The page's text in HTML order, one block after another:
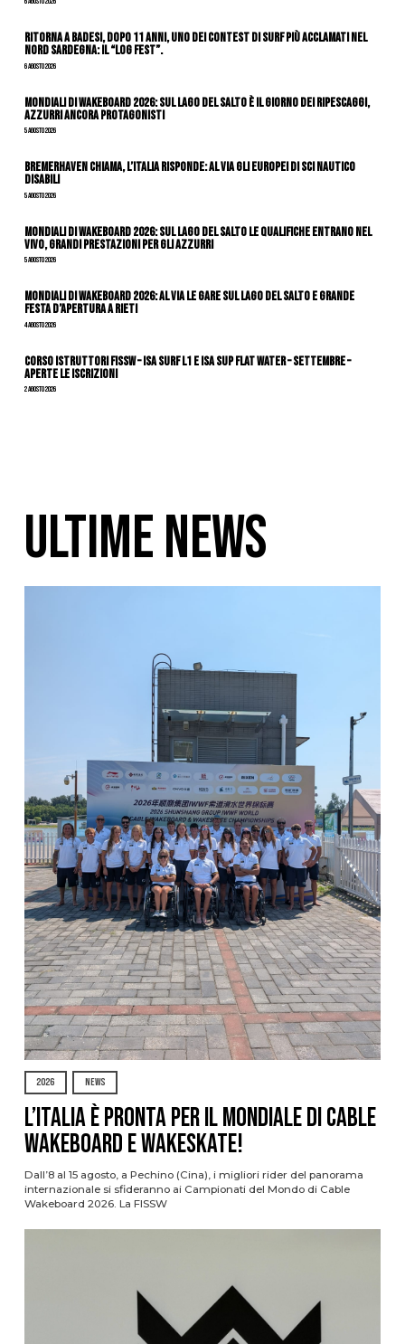
Ritorna a Badesi, dopo 11 anni, uno dei contest di surf più acclamati nel
nord Sardegna: il “Log Fest”.
6 Agosto 2026
Mondiali di Wakeboard 2026: sul Lago del Salto è il giorno dei ripescaggi,
azzurri ancora protagonisti
5 Agosto 2026
Bremerhaven chiama, l’Italia risponde: al via gli Europei di Sci Nautico
Disabili
5 Agosto 2026
Mondiali di Wakeboard 2026: sul Lago del Salto le qualifiche entrano nel
vivo, grandi prestazioni per gli azzurri
5 Agosto 2026
Mondiali di Wakeboard 2026: al via le gare sul Lago del Salto e grande
festa d’apertura a Rieti
4 Agosto 2026
CORSO ISTRUTTORI FISSW – ISA SURF L1 e ISA SUP Flat Water – SETTEMBRE –
APERTE LE ISCRIZIONI
2 Agosto 2026
ULTIME NEWS
2026 NEWS
L’Italia è pronta per il Mondiale di Cable
Wakeboard e Wakeskate!
Dall’8 al 15 agosto, a Pechino (Cina), i migliori rider del panorama
internazionale si sfideranno ai Campionati del Mondo di Cable
Wakeboard 2026. La FISSW